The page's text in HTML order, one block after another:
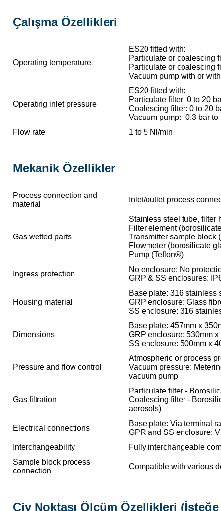
Çalışma Özellikleri
Operating temperature
ES20 fitted with:
Particulate or coalescing
Particulate or coalescing
Vacuum pump with or
Operating inlet pressure
ES20 fitted with:
Particulate filter: 0 to 20
Coalescing filter: 0 to 20
Vacuum pump: -0.3 bar to
Flow rate
1 to 5 Nl/min
Mekanik Özellikler
Process connection and
material
Inlet/outlet process
Gas wetted parts
Stainless steel tube, filter
Filter element
Transmitter sample block
Flowmeter (borosilicate
Pump (Teflon®)
Ingress protection
No enclosure: No
GRP & SS enclosures:
Housing material
Base plate: 316 stainless
GRP enclosure: Glass
SS enclosure: 316
Dimensions
Base plate: 457mm x
GRP enclosure: 530mm
SS enclosure: 500mm x
Pressure and flow control
Atmospheric or process
Vacuum pressure:
vacuum pump
Gas filtration
Particulate filter -
Coalescing filter -
aerosols)
Electrical connections
Base plate: Via terminal
GPR and SS enclosure:
Interchangeability
Fully interchangeable
Sample block process
connection
Compatible with various
Çiy Noktası Ölçüm Özellikleri (İsteğe